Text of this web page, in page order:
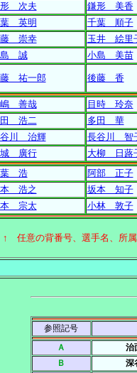
次夫
鎌形 美香
英明
千葉 順子
崇幸
玉井 絵里
島 誠 小島 美苗
祐一郎 後藤 香
善哉
目時 玲奈
田 浩二
多田 華
川 治輝
長谷川 智
城 廣行
大柳 日蕗
葉 浩
阿部 正子
浩之
坂本 知子
宗太 小林 敦子
↑ 任意の背番号、選手名、所
参照記号
Ａ
治
Ｂ
深